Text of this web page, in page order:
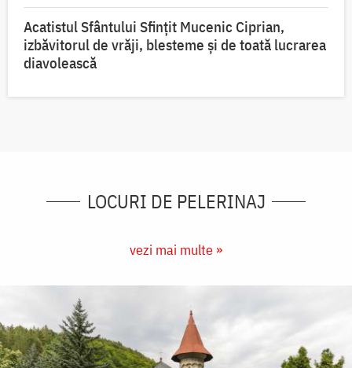
Acatistul Sfântului Sfințit Mucenic Ciprian,
izbăvitorul de vrăji, blesteme și de toată lucrarea
diavolească
LOCURI DE PELERINAJ
vezi mai multe »